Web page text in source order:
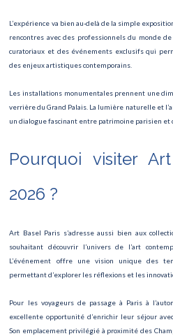
Roland Garros
Tournoi des 6 nations
Saint-Valentin
Ateliers des
Rock en Seine
Le roi lion
TOUR DE FRANCE
Nuit des Musées
L’expérience va bien au-delà de la simple
rencontres avec des professionnels du monde
curatoriaux et des événements exclusifs qui
des enjeux artistiques contemporains.
Les installations monumentales prennent une
verrière du Grand Palais. La lumière naturelle et
un dialogue fascinant entre patrimoine parisien et
Pourquoi visiter
2026 ?
Art Basel Paris s’adresse aussi bien aux
souhaitant découvrir l’univers de l’art
L’événement offre une vision unique des
permettant d’explorer les réflexions et les
Pour les voyageurs de passage à Paris à
excellente opportunité d’enrichir leur séjour
Son emplacement privilégié à proximité des